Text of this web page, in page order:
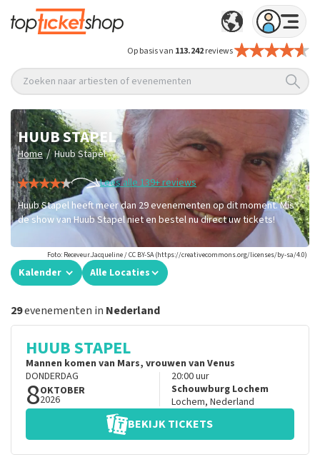
Op basis van 113.242reviews
Zoeken naar artiesten of evenementen
HUUB STAPEL
Home / Huub Stapel
Lees alle 139+ reviews
Huub Stapel heeft meer dan 29 evenementen op dit moment. Mis
de show van Huub Stapel niet en bestel nu direct uw tickets!
Foto: Receveur.Jacqueline / CC BY-SA (https://creativecommons.org/licenses/by-sa/4.0)
Kalender Alle Locaties
29evenementen in Nederland
HUUB STAPEL
Mannen komen van Mars, vrouwen van Venus
DONDERDAG
8OKTOBER
2026
20:00uur
Schouwburg Lochem
Lochem, Nederland
BEKIJK TICKETS